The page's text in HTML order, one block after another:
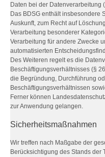
Daten bei der Datenverarbeitung
Das BDSG enthält insbesondere
Auskunft, zum Recht auf
Verarbeitung besonderer
Verarbeitung für andere Zwecke
automatisierten
Des Weiteren regelt es die
Beschäftigungsverhältnisses (§
die Begründung, Durchführung
Beschäftigungsverhältnissen
Ferner können
zur Anwendung gelangen.
Sicherheitsmaßnahmen
Wir treffen nach Maßgabe der
Berücksichtigung des Stands der